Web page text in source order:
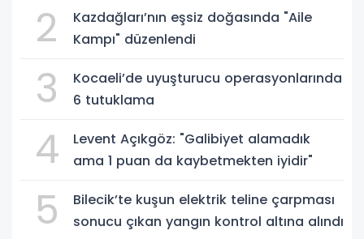
2
Kazdağları’nın eşsiz doğasında "Aile
Kampı" düzenlendi
3
Kocaeli’de uyuşturucu operasyonlarında
6 tutuklama
4
Levent Açıkgöz: "Galibiyet alamadık
ama 1 puan da kaybetmekten iyidir"
5
Bilecik’te kuşun elektrik teline çarpması
sonucu çıkan yangın kontrol altına alındı